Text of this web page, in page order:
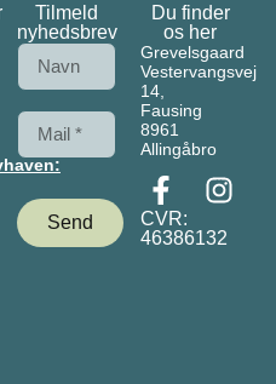
Tilmeld
nyhedsbrev
Send
Du finder
os her
Grevelsgaard
Vestervangsvej
14,
Fausing
8961
Allingåbro
CVR:
46386132